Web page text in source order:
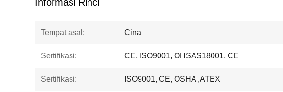
Informasi Rinci
Tempat asal: Cina
Sertifikasi: CE, ISO9001, OHSAS18001, CE
Sertifikasi: ISO9001, CE, OSHA ,ATEX